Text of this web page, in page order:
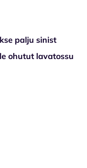
palju sinist
ohutut lavatossu